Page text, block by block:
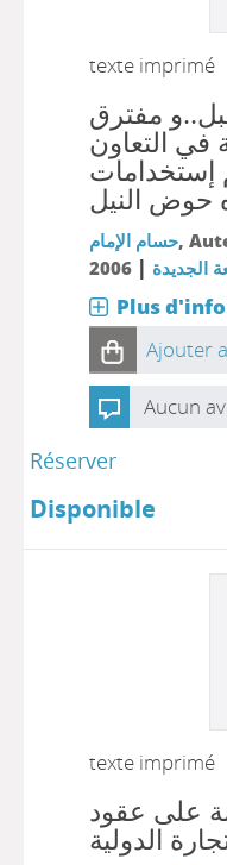
texte imprimé
مفترق
التعاون
إستخدامات
حوض النيل
حسام الإمام,
الجديدة |
2006
Plus
Ajouter
Aucun
Réserver
Disponible
texte imprimé
على عقود
الدولية